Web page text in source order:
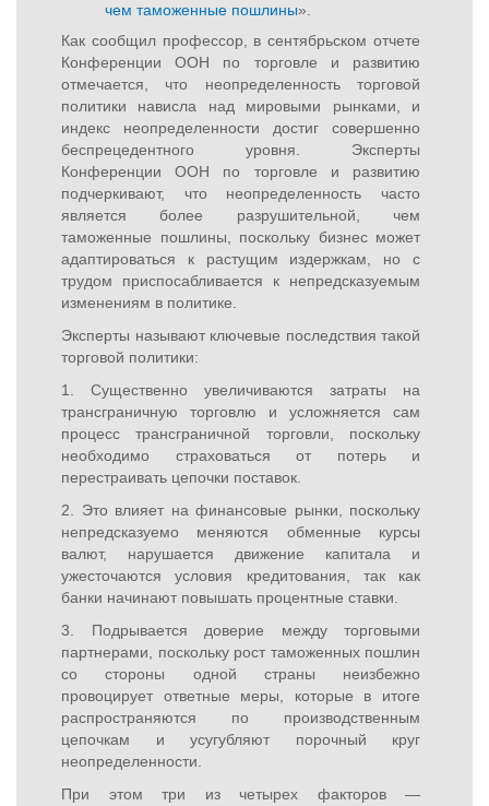
чем таможенные пошлины».
Как сообщил профессор, в сентябрьском отчете
Конференции ООН по торговле и развитию
отмечается, что неопределенность торговой
политики нависла над мировыми рынками, и
индекс неопределенности достиг совершенно
беспрецедентного уровня. Эксперты
Конференции ООН по торговле и развитию
подчеркивают, что неопределенность часто
является более разрушительной, чем
таможенные пошлины, поскольку бизнес может
адаптироваться к растущим издержкам, но с
трудом приспосабливается к непредсказуемым
изменениям в политике.
Эксперты называют ключевые последствия такой
торговой политики:
1. Существенно увеличиваются затраты на
трансграничную торговлю и усложняется сам
процесс трансграничной торговли, поскольку
необходимо страховаться от потерь и
перестраивать цепочки поставок.
2. Это влияет на финансовые рынки, поскольку
непредсказуемо меняются обменные курсы
валют, нарушается движение капитала и
ужесточаются условия кредитования, так как
банки начинают повышать процентные ставки.
3. Подрывается доверие между торговыми
партнерами, поскольку рост таможенных пошлин
со стороны одной страны неизбежно
провоцирует ответные меры, которые в итоге
распространяются по производственным
цепочкам и усугубляют порочный круг
неопределенности.
При этом три из четырех факторов —